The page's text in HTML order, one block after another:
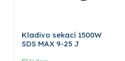
Kladivo sekací 1500W
SDS MAX 9-25 J